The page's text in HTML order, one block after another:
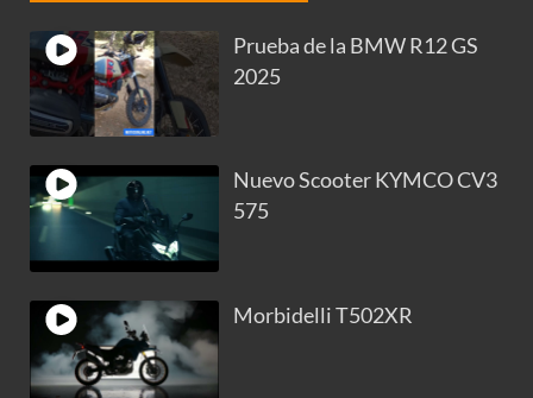
Prueba de la BMW R12 GS
2025
Nuevo Scooter KYMCO CV3
575
Morbidelli T502XR